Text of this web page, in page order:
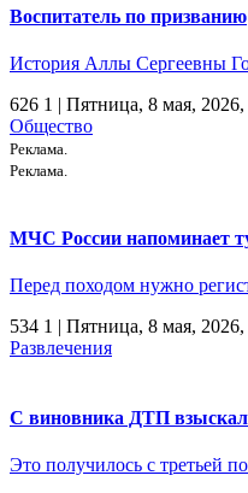
Воспитатель по призванию
История Аллы Сергеевны
626 1 | Пятница, 8 мая, 2026,
Общество
Реклама.
Реклама.
МЧС России напоминает
Перед походом нужно
534 1 | Пятница, 8 мая, 2026,
Развлечения
С виновника ДТП
Это получилось с третьей